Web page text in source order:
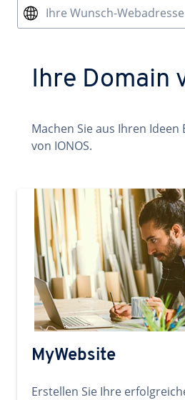
Ihre Wunsch-Webadresse
Ihre Domain
Machen Sie aus Ihren
von IONOS.
MyWebsite
Erstellen Sie Ihre